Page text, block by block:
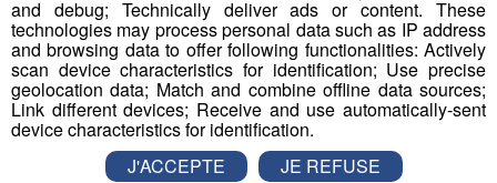
Partager sur Facebook
and debug; Technically deliver ads or content. These
technologies may process personal data such as IP address
and browsing data to offer following functionalities: Actively
scan device characteristics for identification; Use precise
geolocation data; Match and combine offline data sources;
Link different devices; Receive and use automatically-sent
device characteristics for identification.
J'ACCEPTE
JE REFUSE